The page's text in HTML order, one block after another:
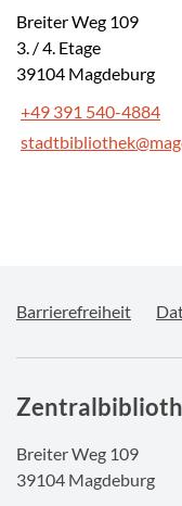
Breiter Weg 109
3. / 4. Etage
39104 Magdeburg
+49 391 540-4884
Barrierefreiheit
Breiter Weg 109
39104 Magdeburg